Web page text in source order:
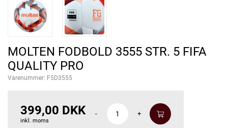
MOLTEN FODBOLD 3555 STR. 5 FIFA
QUALITY PRO
Varenummer: F5D3555
399,00 DKK
inkl. moms
- +